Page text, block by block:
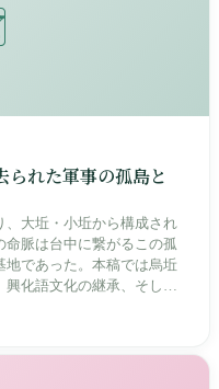
られた軍事の孤島と
、大坵・小坵から構成され
命脈は台中に繋がるこの孤
であった。本稿では烏坵
化語文化の継承、そして
る住民投票の論争を深く